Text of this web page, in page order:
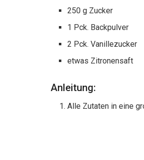
250 g Zucker
1 Pck. Backpulver
2 Pck. Vanillezucker
etwas Zitronensaft
Anleitung:
Alle Zutaten in eine